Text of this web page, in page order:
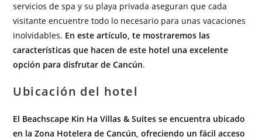
servicios de spa y su playa privada aseguran que cada
visitante encuentre todo lo necesario para unas vacaciones
inolvidables. En este artículo, te mostraremos las
características que hacen de este hotel una excelente
opción para disfrutar de Cancún.
Ubicación del hotel
El Beachscape Kin Ha Villas & Suites se encuentra ubicado
en la Zona Hotelera de Cancún, ofreciendo un fácil acceso